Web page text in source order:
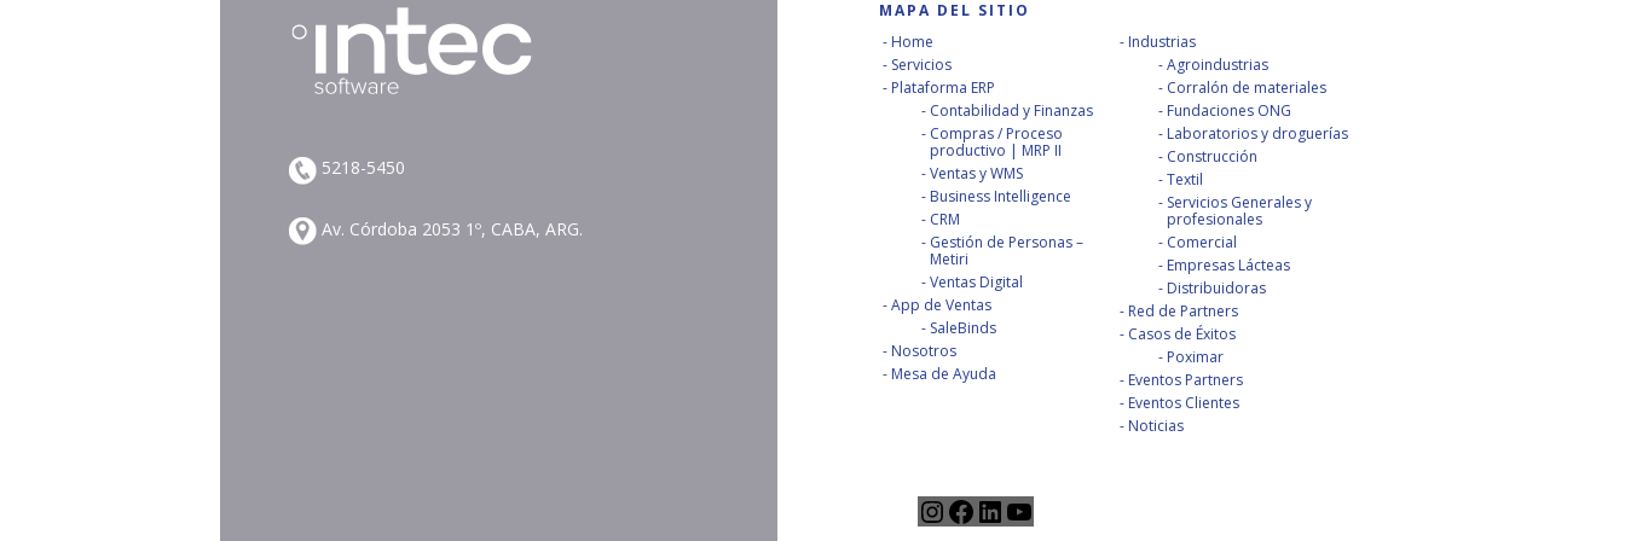
5218-5450
Av. Córdoba 2053 1º, CABA, ARG.
MAPA DEL SITIO
Home
Servicios
Plataforma ERP
Contabilidad y Finanzas
Compras / Proceso
productivo | MRP II
Ventas y WMS
Business Intelligence
CRM
Gestión de Personas –
Metiri
Ventas Digital
App de Ventas
SaleBinds
Nosotros
Mesa de Ayuda
Industrias
Agroindustrias
Corralón de materiales
Fundaciones ONG
Laboratorios y droguerías
Construcción
Textil
Servicios Generales y
profesionales
Comercial
Empresas Lácteas
Distribuidoras
Red de Partners
Casos de Éxitos
Poximar
Eventos Partners
Eventos Clientes
Noticias
Instagram
Facebook
LinkedIn